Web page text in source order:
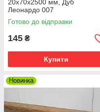
20x70x2500 мм, Дуб
Леонардо 007
Готово до відправки
145 ₴
Купити
Новинка